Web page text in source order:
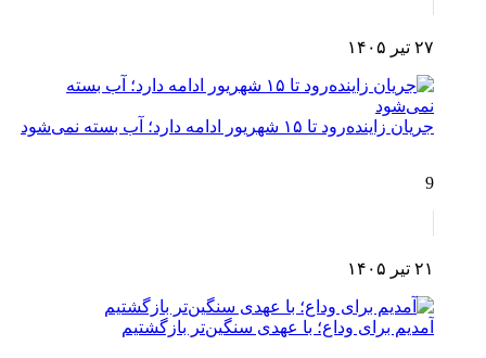
۲۷ تیر ۱۴۰۵
جریان زاینده‌رود تا ۱۵ شهریور ادامه دارد؛ آب بسته نمی‌شود
9
۲۱ تیر ۱۴۰۵
آمدیم برای وداع؛ با عهدی سنگین‌تر بازگشتیم